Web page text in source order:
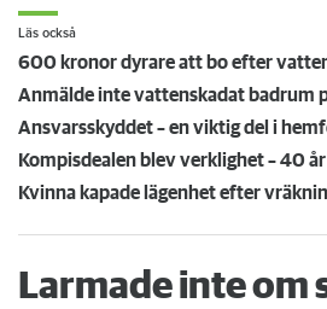
Läs också
600 kronor dyrare att bo efter
Ansvarsskyddet – en viktig del i
Larmade inte om